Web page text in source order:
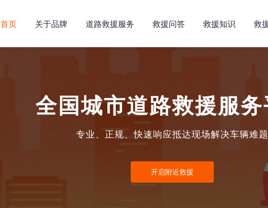
首页 关于品牌 道路救援服务 救援问答 救援知识 救
全国城市道路救援服务
专业、正规、快速响应抵达现场解决车辆难题
开启附近救援